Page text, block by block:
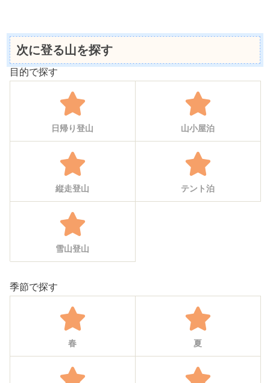
は、モンベルのダウンハガーの種類や特
次に登る山を探す
目的で探す
日帰り登山 山小屋泊
縦走登山 テント泊
雪山登山
季節で探す
春 夏